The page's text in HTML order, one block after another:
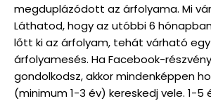
megduplázódott az árfolyama. Mi
Láthatod, hogy az utóbbi 6
lőtt ki az árfolyam, tehát várható egy
árfolyamesés. Ha Facebook-
gondolkodsz, akkor mindenképpen
(minimum 1-3 év) kereskedj vele. 1-